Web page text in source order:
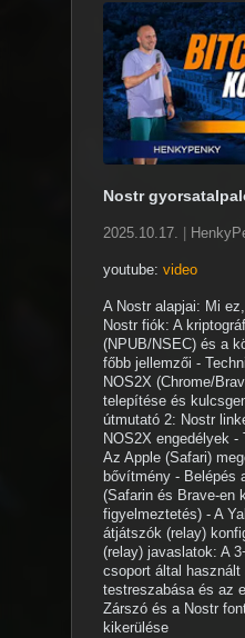
Nostr
2025.10.17.
youtube: video
A Nostr alapjai: Mi
Nostr fiók: A
(NPUB/NSEC) és a
főbb jellemzői -
NOS2X (Chrome/
telepítése és
útmutató 2: Nostr
NOS2X engedélyek
Az Apple (Safari)
bővítmény - Belépés
(Safarin és Brave-en
figyelmeztetés) - A
átjátszók (relay)
(relay) javaslatok: A
csoport által használt
testreszabása és az
Zárszó és a Nostr
kikerülése